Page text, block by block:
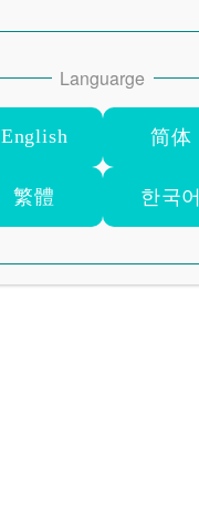
Languarge
English 简体
繁體 한국어